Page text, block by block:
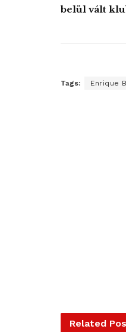
belül vált
Tags: Enrique
Related